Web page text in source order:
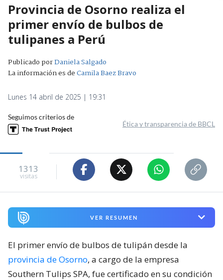
Provincia de Osorno realiza el
primer envío de bulbos de
tulipanes a Perú
Publicado porDaniela Salgado
La información es deCamila Baez Bravo
Lunes 14 abril de 2025 | 19:31
Seguimos criterios de
Ética y transparencia de BBCL
1313
visitas
VER RESUMEN
El primer envío de bulbos de tulipán desde la
provincia de Osorno, a cargo de la empresa
Southern Tulips SPA, fue certificado en su condición